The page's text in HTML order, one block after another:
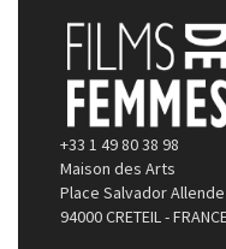
+33 1 49 80 38 98
Maison des Arts
Place Salvador Allende
94000 CRETEIL -